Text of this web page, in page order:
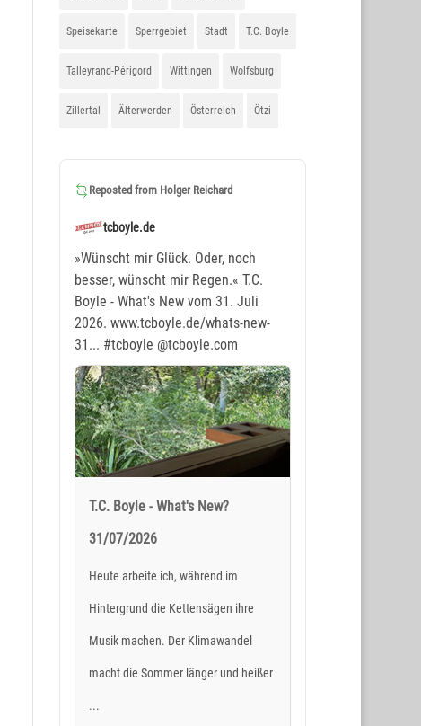
Speisekarte Sperrgebiet Stadt T.C. Boyle
Talleyrand-Périgord Wittingen Wolfsburg
Zillertal Älterwerden Österreich Ötzi
Reposted from Holger Reichard
tcboyle.de
»Wünscht mir Glück. Oder, noch
besser, wünscht mir Regen.« T.C.
Boyle - What's New vom 31. Juli
2026. www.tcboyle.de/whats-new-
31... #tcboyle @tcboyle.com
T.C. Boyle - What's New?
31/07/2026
Heute arbeite ich, während im
Hintergrund die Kettensägen ihre
Musik machen. Der Klimawandel
macht die Sommer länger und heißer
...